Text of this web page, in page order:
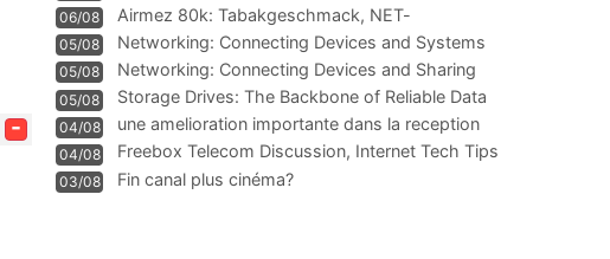
-
06/08
Airmez 80k: Tabakgeschmack, NET-
Technologie und Leistung im
05/08 Networking: Connecting Devices and Systems
05/08
Networking: Connecting Devices and Sharing
Information
05/08
Storage Drives: The Backbone of Reliable Data
Management
04/08
une amelioration importante dans la reception
WIFI
04/08
Freebox Telecom Discussion, Internet Tech Tips
Communi
03/08 Fin canal plus cinéma?